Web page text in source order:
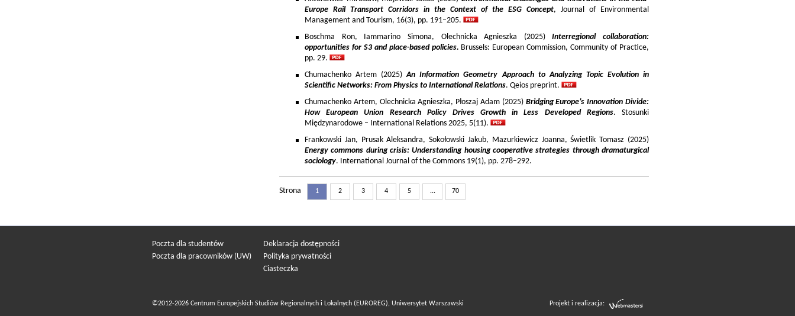
Europe Rail Transport Corridors in the Context of the ESG Concept, Journal of Environmental
Management and Tourism, 16(3), pp. 191–205.
Boschma Ron, Iammarino Simona, Olechnicka Agnieszka (2025)Interregional collaboration:
opportunities for S3 and place-based policies. Brussels: European Commission, Community of Practice,
pp. 29.
Chumachenko Artem (2025)An Information Geometry Approach to Analyzing Topic Evolution in
Scientific Networks: From Physics to International Relations. Qeios preprint.
Chumachenko Artem, Olechnicka Agnieszka, Płoszaj Adam (2025) Bridging Europe’s Innovation Divide:
How European Union Research Policy Drives Growth in Less Developed Regions. Stosunki
Międzynarodowe – International Relations 2025, 5(11).
Frankowski Jan, Prusak Aleksandra, Sokołowski Jakub, Mazurkiewicz Joanna, Świetlik Tomasz (2025)
Energy commons during crisis: Understanding housing cooperative strategies through dramaturgical
sociology. International Journal of the Commons 19(1), pp. 278–292.
Strona 1 2 3 4 5 ... 70
Poczta dla studentów
Poczta dla pracowników (UW)
Deklaracja dostępności
Polityka prywatności
Ciasteczka
©2012-2026 Centrum Europejskich Studiów Regionalnych i Lokalnych (EUROREG), Uniwersytet Warszawski Projekt i realizacja: